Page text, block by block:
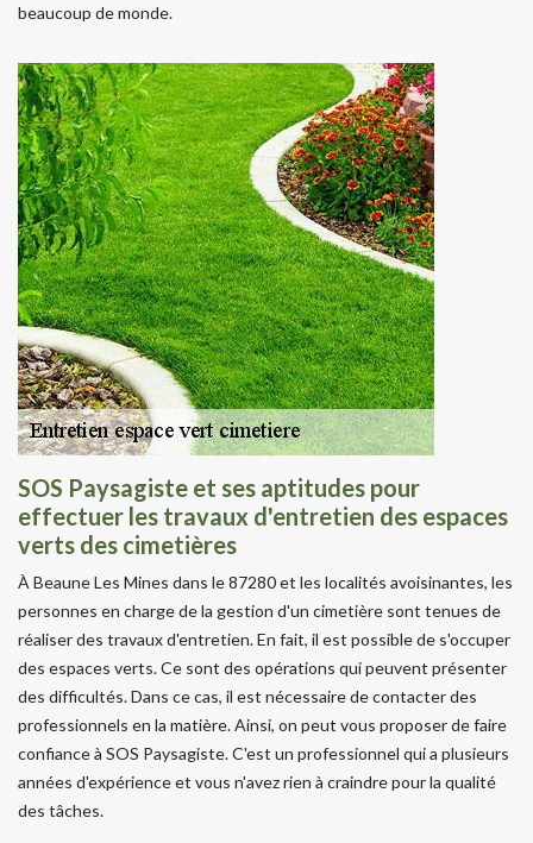
beaucoup de monde.
SOS Paysagiste et ses aptitudes pour
effectuer les travaux d'entretien des espaces
verts des cimetières
À Beaune Les Mines dans le 87280 et les localités avoisinantes, les
personnes en charge de la gestion d'un cimetière sont tenues de
réaliser des travaux d'entretien. En fait, il est possible de s'occuper
des espaces verts. Ce sont des opérations qui peuvent présenter
des difficultés. Dans ce cas, il est nécessaire de contacter des
professionnels en la matière. Ainsi, on peut vous proposer de faire
confiance à SOS Paysagiste. C'est un professionnel qui a plusieurs
années d'expérience et vous n'avez rien à craindre pour la qualité
des tâches.